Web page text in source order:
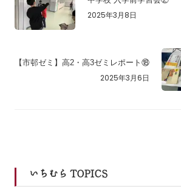
2025年3月8日
【市邨ゼミ】高2・高3ゼミレポート⑱
2025年3月6日
いちむら TOPICS